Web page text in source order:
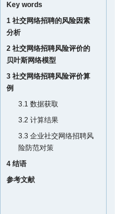
Key words
1 社交网络招聘的风险因素
分析
2 社交网络招聘风险评价的
贝叶斯网络模型
3 社交网络招聘风险评价算
例
3.1 数据获取
3.2 计算结果
3.3 企业社交网络招聘风
险防范对策
4 结语
参考文献